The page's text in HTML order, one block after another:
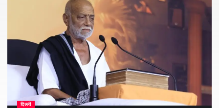
दिल्ली